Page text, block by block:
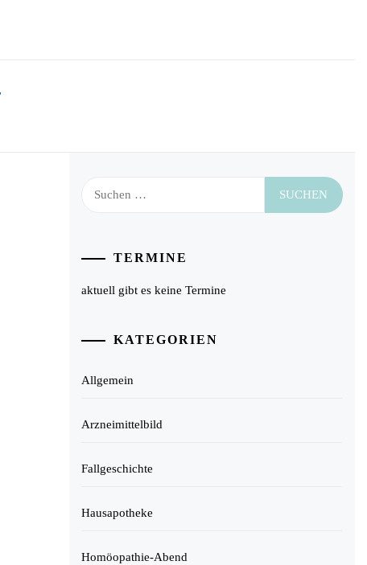
TERMINE
aktuell gibt es keine Termine
KATEGORIEN
Allgemein
Arzneimittelbild
Fallgeschichte
Hausapotheke
Homöopathie-Abend